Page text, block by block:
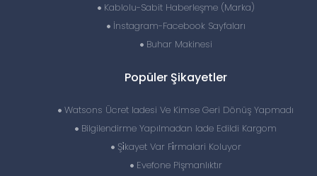
Kablolu-Sabit Haberleşme (Marka)
İnstagram-Facebook Sayfaları
Buhar Makinesi
Popüler Şikayetler
Watsons Ücret Iadesi Ve Kimse Geri Dönüş Yapmadı
Bilgilendirme Yapılmadan Iade Edildi Kargom
Şi̇kayet Var Fi̇rmalari Koluyor
Evefone Pişmanlıktır